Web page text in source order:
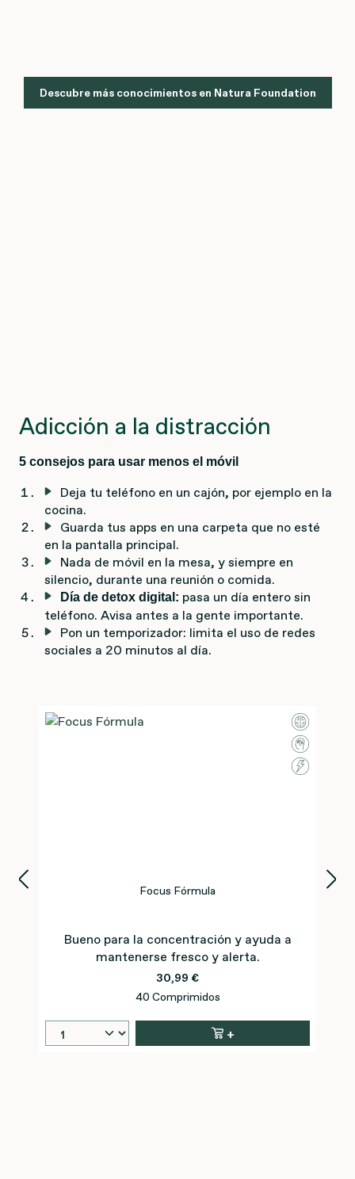
Descubre más conocimientos en Natura Foundation
Adicción a la distracción
5 consejos para usar menos el móvil
Deja tu teléfono en un cajón, por ejemplo en la
cocina.
Guarda tus apps en una carpeta que no esté
en la pantalla principal.
Nada de móvil en la mesa, y siempre en
silencio, durante una reunión o comida.
Día de detox digital: pasa un día entero sin
teléfono. Avisa antes a la gente importante.
Pon un temporizador: limita el uso de redes
sociales a 20 minutos al día.
Omitir la galería de productos
Focus Fórmula
Bueno para la concentración y ayuda a
mantenerse fresco y alerta.
30,99 €
40 Comprimidos
+